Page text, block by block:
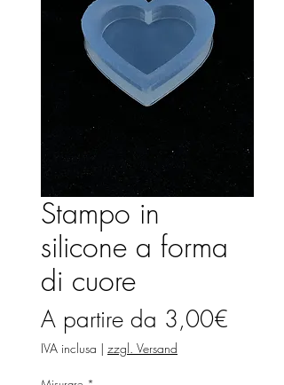
Stampo in
silicone a forma
di cuore
A partire da 3,00€
IVA inclusa | zzgl. Versand